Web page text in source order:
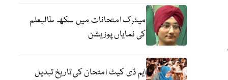
میٹرک امتحانات میں سکھ طالبعلم
کی نمایاں پوزیشن
ایم ڈی کیٹ امتحان کی تاریخ تبدیل